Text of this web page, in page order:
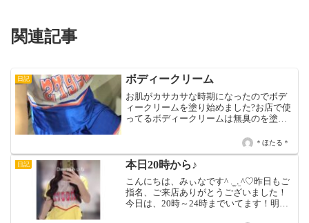
関連記事
日記 ボディークリーム
お肌がカサカサな時期になったのでボデ
ィークリームを塗り始めました?お店で使
ってるボディークリームは無臭のを塗っ
＊ほたる＊
日記 本日20時から♪
こんにちは、みぃなです^ ܸ. ̫ .ܸ ^♡昨日もご
指名、ご来店ありがとうございました！
今日は、20時～24時までいてます！明日